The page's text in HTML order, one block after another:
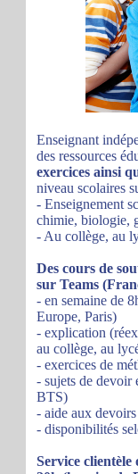
Enseignant
des ressources
exercices ainsi
niveau scolaires
- Enseignement
chimie, biologie,
- Au collège, au
Des cours de
sur Teams
- en semaine de
Europe, Paris)
- explication
au collège, au
- exercices de
- sujets de devoir
BTS)
- aide aux devoirs
- disponibilités
Service